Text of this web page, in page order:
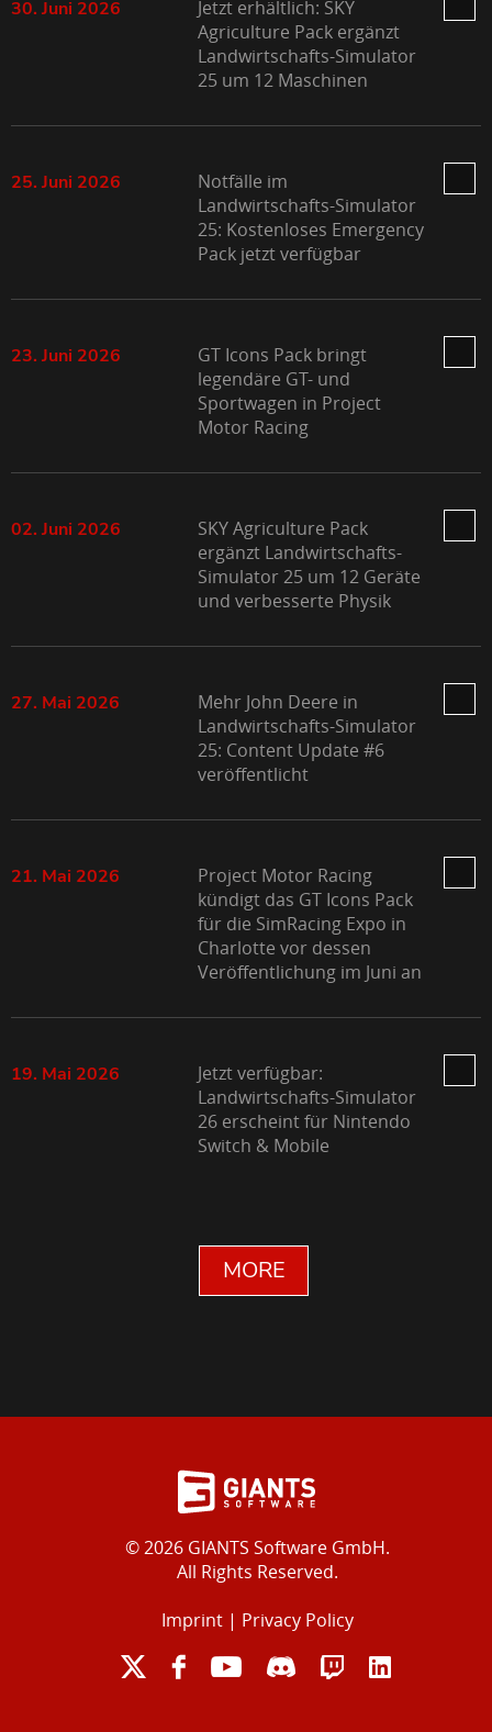
30. Juni 2026
Jetzt erhältlich: SKY
Agriculture Pack ergänzt
Landwirtschafts-Simulator
25 um 12 Maschinen
25. Juni 2026
Notfälle im
Landwirtschafts-Simulator
25: Kostenloses Emergency
Pack jetzt verfügbar
23. Juni 2026
GT Icons Pack bringt
legendäre GT- und
Sportwagen in Project
Motor Racing
02. Juni 2026
SKY Agriculture Pack
ergänzt Landwirtschafts-
Simulator 25 um 12 Geräte
und verbesserte Physik
27. Mai 2026
Mehr John Deere in
Landwirtschafts-Simulator
25: Content Update #6
veröffentlicht
21. Mai 2026
Project Motor Racing
kündigt das GT Icons Pack
für die SimRacing Expo in
Charlotte vor dessen
Veröffentlichung im Juni an
19. Mai 2026
Jetzt verfügbar:
Landwirtschafts-Simulator
26 erscheint für Nintendo
Switch & Mobile
MORE
© 2026 GIANTS Software GmbH.
All Rights Reserved.
Imprint| Privacy Policy